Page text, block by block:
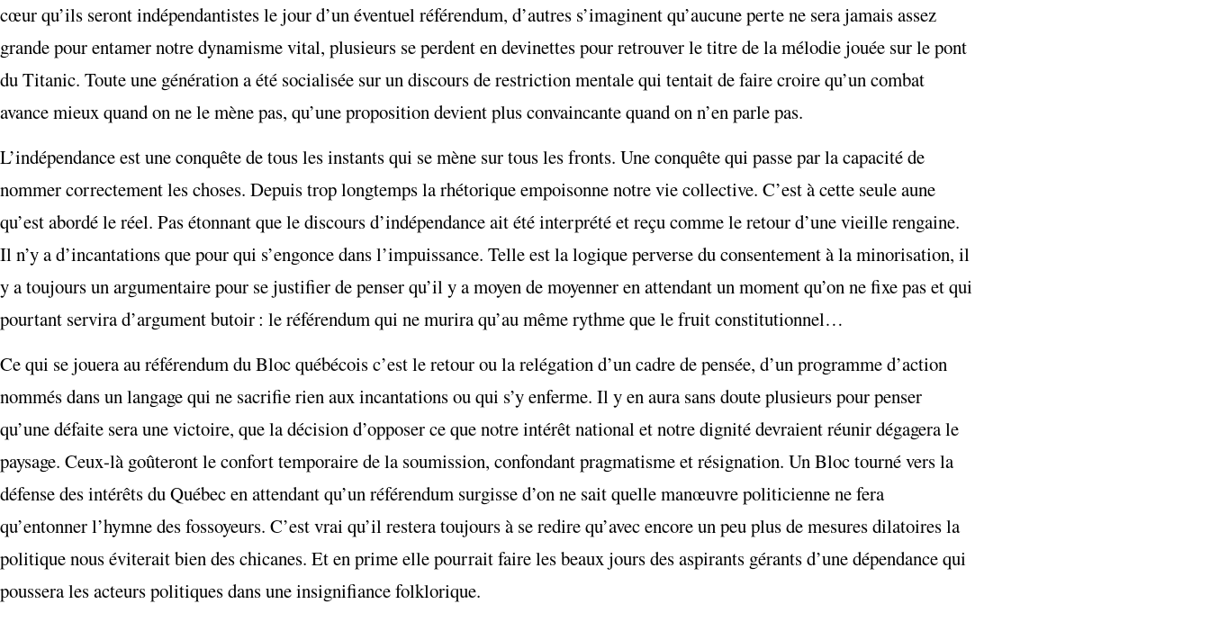
cœur qu’ils seront indépendantistes le jour d’un éventuel référendum, d’autres s’imaginent qu’aucune perte ne sera jamais assez
grande pour entamer notre dynamisme vital, plusieurs se perdent en devinettes pour retrouver le titre de la mélodie jouée sur le pont
du Titanic. Toute une génération a été socialisée sur un discours de restriction mentale qui tentait de faire croire qu’un combat
avance mieux quand on ne le mène pas, qu’une proposition devient plus convaincante quand on n’en parle pas.
L’indépendance est une conquête de tous les instants qui se mène sur tous les fronts. Une conquête qui passe par la capacité de
nommer correctement les choses. Depuis trop longtemps la rhétorique empoisonne notre vie collective. C’est à cette seule aune
qu’est abordé le réel. Pas étonnant que le discours d’indépendance ait été interprété et reçu comme le retour d’une vieille rengaine.
Il n’y a d’incantations que pour qui s’engonce dans l’impuissance. Telle est la logique perverse du consentement à la minorisation, il
y a toujours un argumentaire pour se justifier de penser qu’il y a moyen de moyenner en attendant un moment qu’on ne fixe pas et qui
pourtant servira d’argument butoir : le référendum qui ne murira qu’au même rythme que le fruit constitutionnel…
Ce qui se jouera au référendum du Bloc québécois c’est le retour ou la relégation d’un cadre de pensée, d’un programme d’action
nommés dans un langage qui ne sacrifie rien aux incantations ou qui s’y enferme. Il y en aura sans doute plusieurs pour penser
qu’une défaite sera une victoire, que la décision d’opposer ce que notre intérêt national et notre dignité devraient réunir dégagera le
paysage. Ceux-là goûteront le confort temporaire de la soumission, confondant pragmatisme et résignation. Un Bloc tourné vers la
défense des intérêts du Québec en attendant qu’un référendum surgisse d’on ne sait quelle manœuvre politicienne ne fera
qu’entonner l’hymne des fossoyeurs. C’est vrai qu’il restera toujours à se redire qu’avec encore un peu plus de mesures dilatoires la
politique nous éviterait bien des chicanes. Et en prime elle pourrait faire les beaux jours des aspirants gérants d’une dépendance qui
poussera les acteurs politiques dans une insignifiance folklorique.